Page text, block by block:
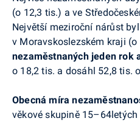
(o 12,3 tis.) a ve
Největší meziroční nárůst
v Moravskoslezském kraji (o
nezaměstnaných jeden rok
o 18,2 tis. a dosáhl 52,8 tis.
Obecná míra
věkové skupině 15–64letých